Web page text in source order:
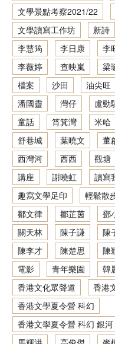
文學景點考察2021/22
文學讀寫工作坊
新詩
李慧筠
李日康 李
李薇婷
查映嵐 梁
檔案
沙田 油尖旺
潘國靈
灣仔 盧勁
童話
筲箕灣 米哈
舒巷城
葉曉文 董
西灣河
西西 觀塘
講座
謝曉虹 讀寫
趣寫文學足印
輕鬆散
鄒文律
鄒芷茵 鄧
關天林
陳子謙 陳
陳李才
陳楚思 陳
電影
青年樂園 韓
香港文化眾聲道
香港
香港文學夏令營 科幻
香港文學夏令營 科幻 銀